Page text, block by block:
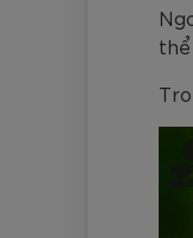
Giày trẻ em
Zocker 1902
Giày
Quần áo